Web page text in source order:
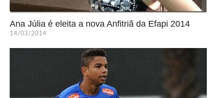
Ana Júlia é eleita a nova Anfitriã da Efapi 2014
14/03/2014